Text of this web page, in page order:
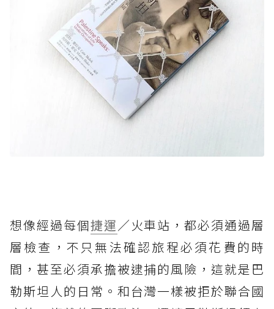
想像經過每個捷運 ／火車站，都必須通過層
層檢查，不只無法確認旅程必須花費的時
間，甚至必須承擔被逮捕的風險，這就是巴
勒斯坦人的日常。和台灣一樣被拒於聯合國